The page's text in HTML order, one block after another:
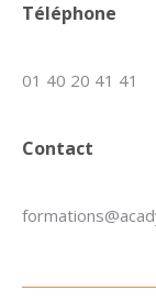
Téléphone
01 40 20 41 41
Contact